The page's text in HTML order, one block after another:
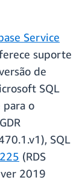
Service
suporte
de
SQL
para o
SQL
(RDS
2019